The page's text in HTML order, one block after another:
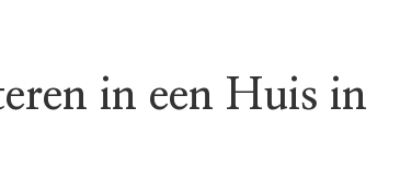
in een Huis in